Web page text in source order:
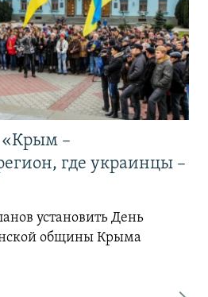
–
где украинцы –
установить День
общины Крыма